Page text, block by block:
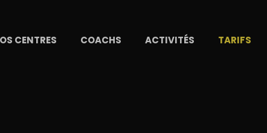
CENTRES COACHS ACTIVITÉS TARIFS